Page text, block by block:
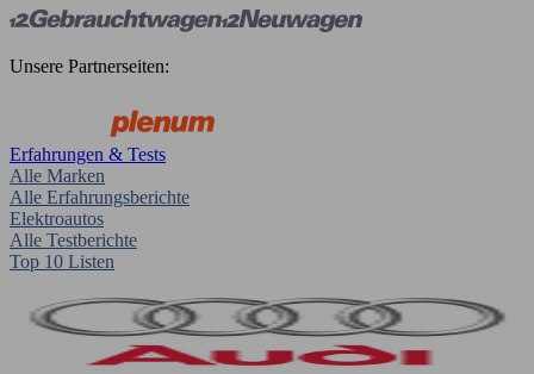
Unsere Partnerseiten:
Erfahrungen & Tests
Alle Marken
Alle Erfahrungsberichte
Elektroautos
Alle Testberichte
Top 10 Listen